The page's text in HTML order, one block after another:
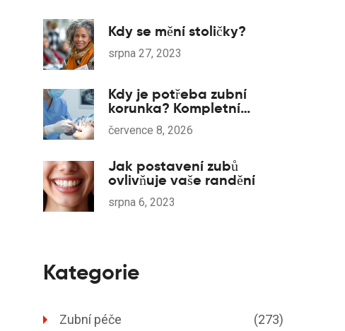
Kdy se mění stoličky?
srpna 27, 2023
Kdy je potřeba zubní
korunka? Kompletní
průvodce indikacemi a
typy korunek
července 8, 2026
Jak postavení zubů
ovlivňuje vaše randění
srpna 6, 2023
Kategorie
Zubní péče (273)